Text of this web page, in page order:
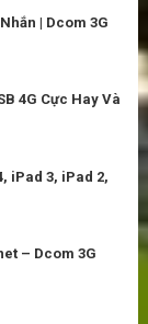
| Dcom 3G
4G Cực Hay Và
iPad 3, iPad 2,
– Dcom 3G